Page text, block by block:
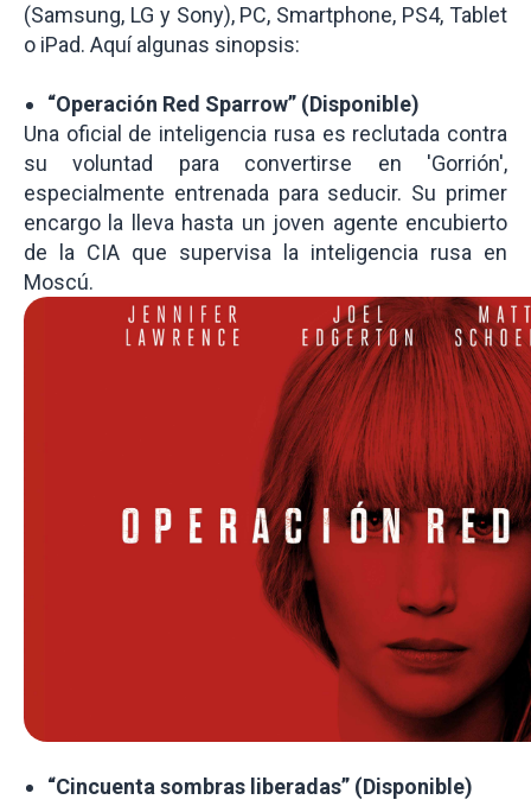
(Samsung, LG y Sony), PC, Smartphone, PS4, Tablet
o iPad. Aquí algunas sinopsis:
“Operación Red Sparrow” (Disponible)
Una oficial de inteligencia rusa es reclutada contra
su voluntad para convertirse en 'Gorrión',
especialmente entrenada para seducir. Su primer
encargo la lleva hasta un joven agente encubierto
de la CIA que supervisa la inteligencia rusa en
Moscú.
“Cincuenta sombras liberadas” (Disponible)